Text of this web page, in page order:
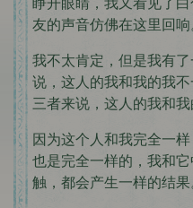
友的声音仿佛在这里回响
我不太肯定，但是我有
说，这人的我和我的我
三者来说，这人的我和我
因为这个人和我完全一
也是完全一样的，我和
触，都会产生一样的结果